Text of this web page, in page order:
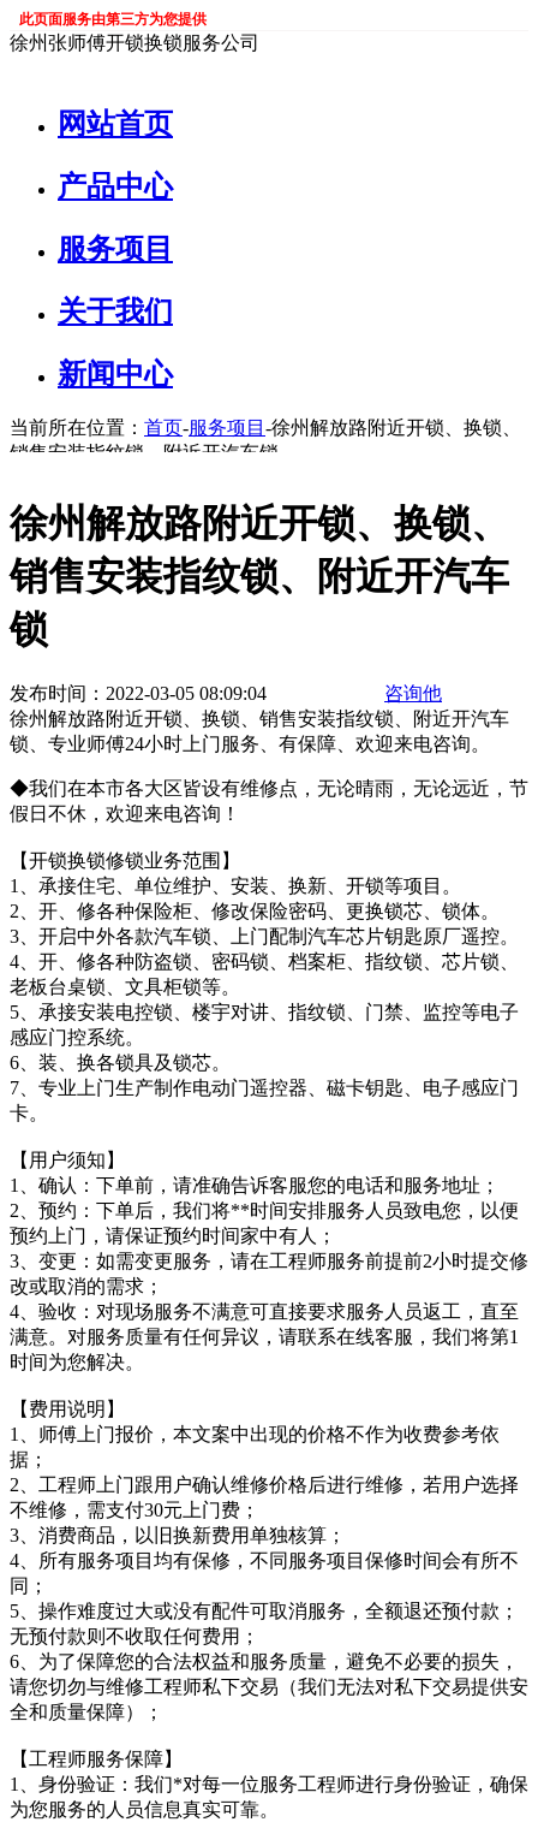
此页面服务由第三方为您提供
徐州张师傅开锁换锁服务公司
网站首页
产品中心
服务项目
关于我们
新闻中心
当前所在位置： 首页-服务项目 -徐州解放路附近开锁、换锁、
销售安装指纹锁、附近开汽车锁
徐州解放路附近开锁、换锁、
销售安装指纹锁、附近开汽车
锁
发布时间：2022-03-05 08:09:04
咨询他
徐州解放路附近开锁、换锁、销售安装指纹锁、附近开汽车
锁、专业师傅24小时上门服务、有保障、欢迎来电咨询。
◆我们在本市各大区皆设有维修点，无论晴雨，无论远近，节
假日不休，欢迎来电咨询！
【开锁换锁修锁业务范围】
1、承接住宅、单位维护、安装、换新、开锁等项目。
2、开、修各种保险柜、修改保险密码、更换锁芯、锁体。
3、开启中外各款汽车锁、上门配制汽车芯片钥匙原厂遥控。
4、开、修各种防盗锁、密码锁、档案柜、指纹锁、芯片锁、
老板台桌锁、文具柜锁等。
5、承接安装电控锁、楼宇对讲、指纹锁、门禁、监控等电子
感应门控系统。
6、装、换各锁具及锁芯。
7、专业上门生产制作电动门遥控器、磁卡钥匙、电子感应门
卡。
【用户须知】
1、确认：下单前，请准确告诉客服您的电话和服务地址；
2、预约：下单后，我们将**时间安排服务人员致电您，以便
预约上门，请保证预约时间家中有人；
3、变更：如需变更服务，请在工程师服务前提前2小时提交修
改或取消的需求；
4、验收：对现场服务不满意可直接要求服务人员返工，直至
满意。对服务质量有任何异议，请联系在线客服，我们将第1
时间为您解决。
【费用说明】
1、师傅上门报价，本文案中出现的价格不作为收费参考依
据；
2、工程师上门跟用户确认维修价格后进行维修，若用户选择
不维修，需支付30元上门费；
3、消费商品，以旧换新费用单独核算；
4、所有服务项目均有保修，不同服务项目保修时间会有所不
同；
5、操作难度过大或没有配件可取消服务，全额退还预付款；
无预付款则不收取任何费用；
6、为了保障您的合法权益和服务质量，避免不必要的损失，
请您切勿与维修工程师私下交易（我们无法对私下交易提供安
全和质量保障）；
【工程师服务保障】
1、身份验证：我们*对每一位服务工程师进行身份验证，确保
为您服务的人员信息真实可靠。